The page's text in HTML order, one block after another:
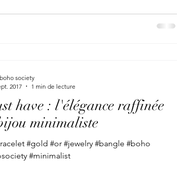
have : l'élégance raffinée
minimaliste
#gold #or #jewelry #bangle #boho
#minimalist
society
2017
1 min de lecture